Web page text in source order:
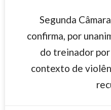
Segunda
confirma, por
do treinador
contexto de